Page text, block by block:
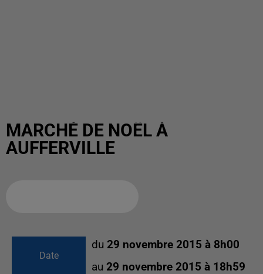
MARCHÉ DE NOËL À
AUFFERVILLE
Date
du 29 novembre 2015 à 8h00
au 29 novembre 2015 à 18h59